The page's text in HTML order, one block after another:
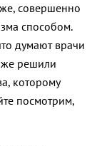
совершенно
способом.
думают врачи
решили
которому
посмотрим,